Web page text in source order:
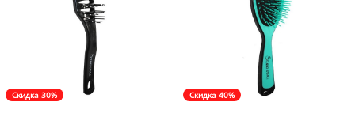
Скидка 30% Скидка 40%